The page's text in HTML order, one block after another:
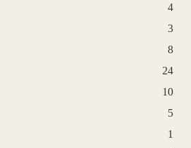
4
3
8
24
10
5
1